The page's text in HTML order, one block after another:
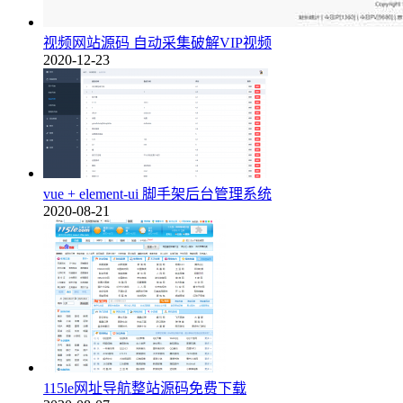
视频网站源码 自动采集破解VIP视频
2020-12-23
vue + element-ui 脚手架后台管理系统
2020-08-21
115le网址导航整站源码免费下载